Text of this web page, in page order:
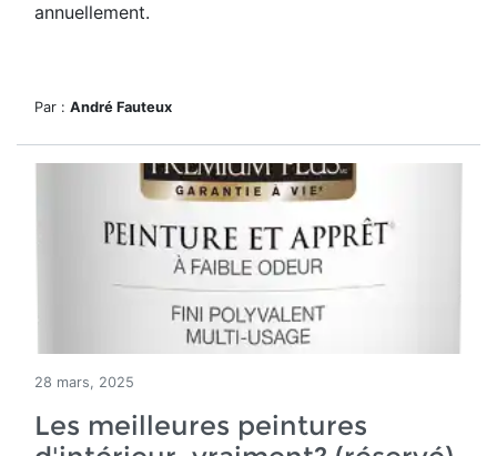
annuellement.
Par : André Fauteux
28 mars, 2025
Les meilleures peintures